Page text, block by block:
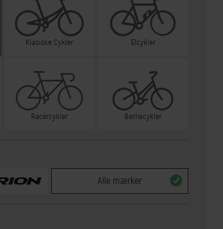
Klasiske Cykler Elcykler
Racercykler Børnecykler
Alle mærker